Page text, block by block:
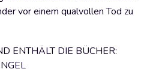
vor einem qualvollen Tod zu
ENTHÄLT DIE BÜCHER: